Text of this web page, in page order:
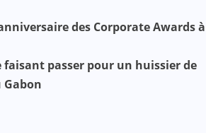
des Corporate Awards à
faisant passer pour un huissier de